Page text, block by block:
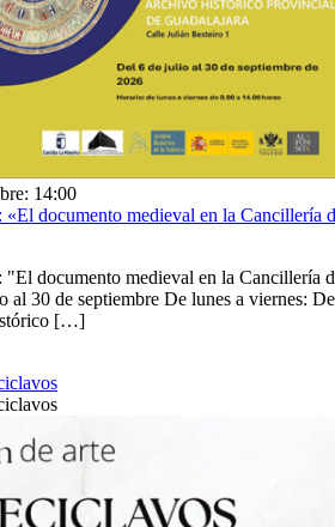
14:00
documento medieval en la Cancillería
"El documento medieval en la Cancillería
30 de septiembre De lunes a viernes: De
[…]